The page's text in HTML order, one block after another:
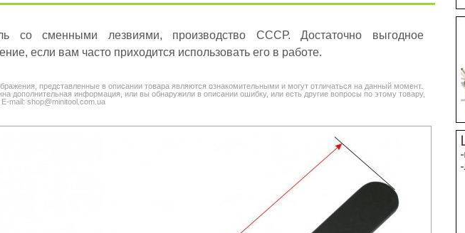
со сменными лезвиями, производство СССР. Достаточно выгодное
если вам часто приходится использовать его в работе.
представленные в описании товара являются ознакомительными и могут отличаться на данный момент.
дополнительная информация, или вы обнаружили в описании ошибку, или есть другие вопросы по этому товару,
mail: shop@minitool.com.ua